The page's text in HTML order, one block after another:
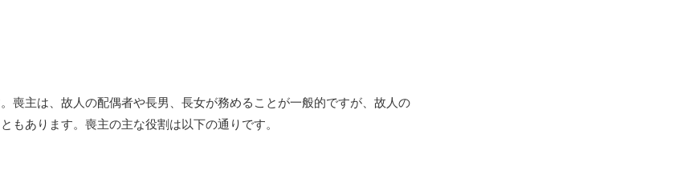
喪主は、故人の配偶者や長男、長女が務めることが一般的ですが、故人の
もあります。喪主の主な役割は以下の通りです。